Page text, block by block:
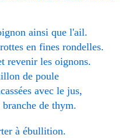
ainsi que l'ail.
en fines rondelles.
revenir les oignons.
de poule
avec le jus,
de thym.
à ébullition.